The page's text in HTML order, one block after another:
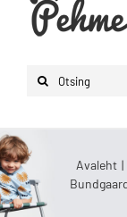
content
Search
Lapsed
Mehed
Lisad
Avaleht